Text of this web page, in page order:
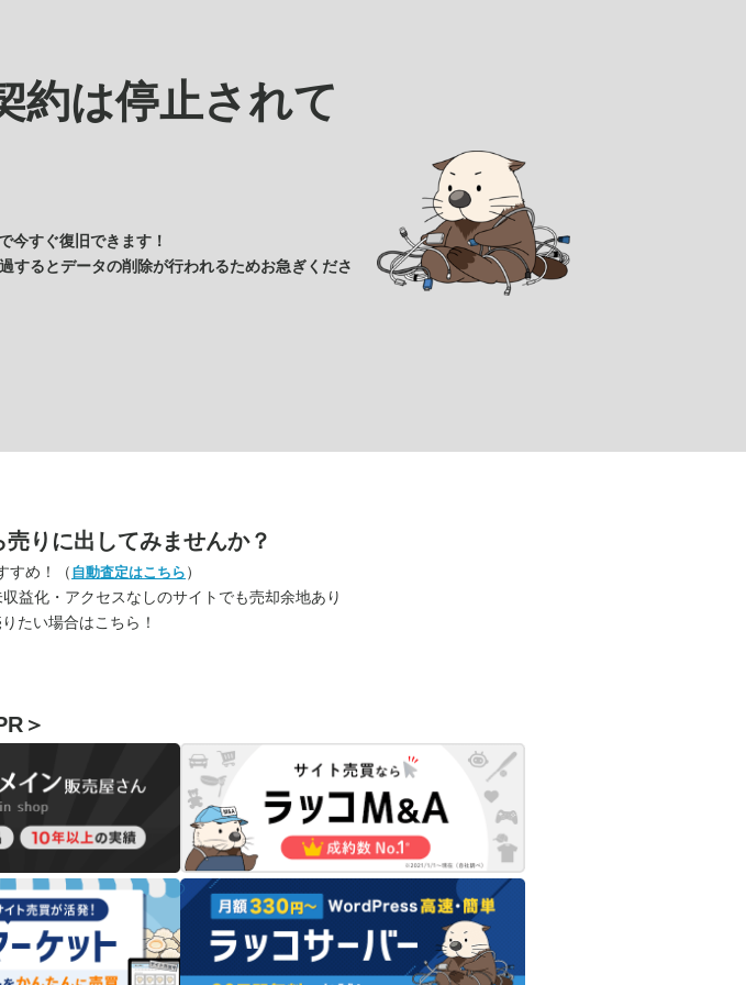
約は停止されて
今すぐ復旧できます！
するとデータの削除が行われるためお急ぎくださ
売りに出してみませんか？
すめ！（自動査定はこちら ）
益化・アクセスなしのサイトでも売却余地あり
たい場合はこちら！
＞